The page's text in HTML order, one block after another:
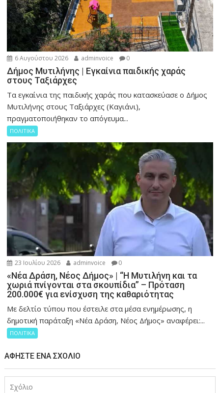
6 Αυγούστου 2026 adminvoice 0
Δήμος Μυτιλήνης | Εγκαίνια παιδικής χαράς
στους Ταξιάρχες
Tα εγκαίνια της παιδικής χαράς που κατασκεύασε ο Δήμος
Μυτιλήνης στους Ταξιάρχες (Καγιάνι),
πραγματοποιήθηκαν το απόγευμα...
ΠΟΛΙΤΙΚΑ
23 Ιουλίου 2026 adminvoice 0
«Νέα Δράση, Νέος Δήμος» | “Η Μυτιλήνη και τα
χωριά πνίγονται στα σκουπίδια” – Πρόταση
200.000€ για ενίσχυση της καθαριότητας
Με δελτίο τύπου που έστειλε στα μέσα ενημέρωσης, η
δημοτική παράταξη «Νέα Δράση, Νέος Δήμος» αναφέρει:...
ΠΟΛΙΤΙΚΑ
ΑΦΉΣΤΕ ΈΝΑ ΣΧΌΛΙΟ